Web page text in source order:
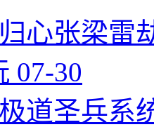
心张梁雷
07-30
道圣兵系